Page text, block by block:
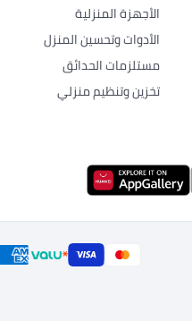
الأجهزة المنزلية
الأدوات وتحسين المنزل
مستلزمات الحدائق
تخزين وتنظيم منزلي